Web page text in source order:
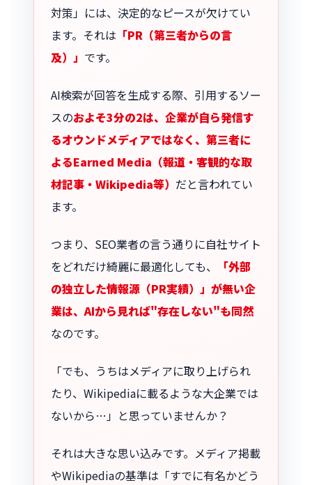
対策」には、決定的なピースが欠けてい
ます。それは 「PR（第三者からの言
及）」 です。
AI検索が回答を生成する際、引用するソー
スのおよそ3分の2は、企業が自ら発信す
るオウンドメディアではなく、第三者に
よるEarned Media（報道・客観的な取
材記事・Wikipedia等） だと言われてい
ます。
つまり、SEO業者の言う通りに自社サイト
をどれだけ綺麗に最適化しても、
「外部
の独立した情報源（PR実績）」が無い企
業は、AIから見れば"存在しない"も同然
なのです。
「でも、うちはメディアに取り上げられ
たり、Wikipediaに載るような大企業では
ないから…」と思っていませんか？
それは大きな思い込みです。メディア掲載
やWikipediaの基準は「すでに有名かどう